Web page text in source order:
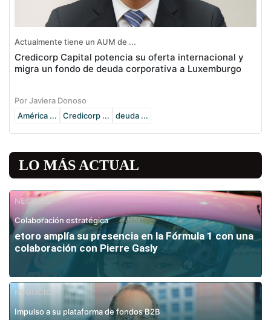
Actualmente tiene un AUM de ...
Credicorp Capital potencia su oferta internacional y
migra un fondo de deuda corporativa a Luxemburgo
Por Javiera Donoso
América ...
Credicorp ... deuda ...
LO MÁS ACTUAL
NEGOCIO
Colaboración estratégica
etoro amplía su presencia en la Fórmula 1 con una
colaboración con Pierre Gasly
NEGOCIO
Impulso a su plataforma de fondos B2B